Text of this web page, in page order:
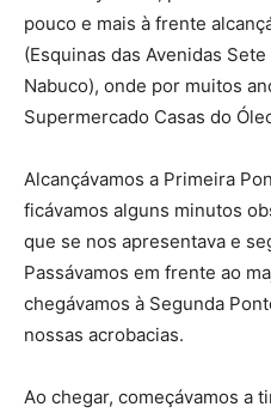
pouco e mais à frente
(Esquinas das Avenidas
Nabuco), onde por muitos
Supermercado Casas do
Alcançávamos a Primeira
ficávamos alguns minutos
que se nos apresentava e
Passávamos em frente ao
chegávamos à Segunda
nossas acrobacias.
Ao chegar, começávamos a